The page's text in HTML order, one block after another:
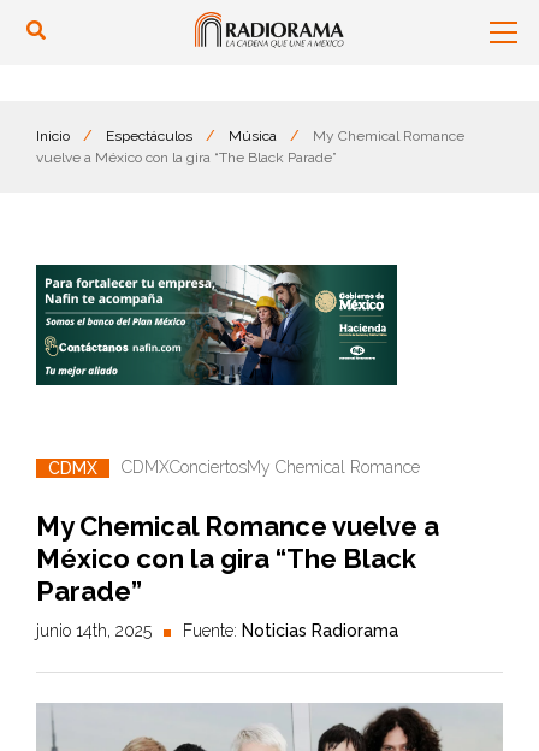
Inicio / Espectáculos / Música /
My Chemical Romance
vuelve a México con la gira “The Black Parade”
CDMX CDMXConciertosMy Chemical Romance
My Chemical Romance vuelve a
México con la gira “The Black
Parade”
junio 14th, 2025 Fuente: Noticias Radiorama